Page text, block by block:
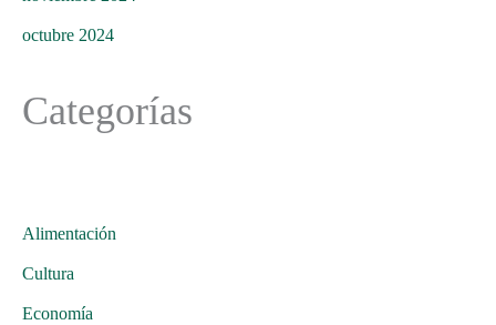
octubre 2024
Categorías
Alimentación
Cultura
Economía